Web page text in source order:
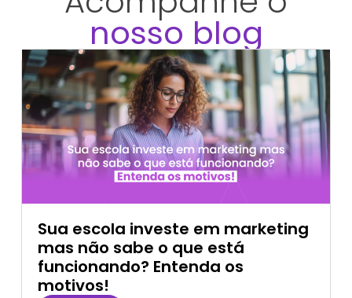
nosso blog
Sua escola investe em marketing
mas não sabe o que está
funcionando? Entenda os
motivos!